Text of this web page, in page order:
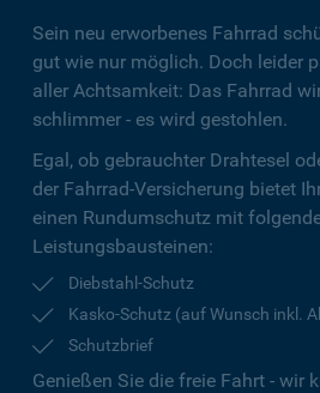
Sein neu erworbenes Fahrrad
gut wie nur möglich. Doch leider
aller Achtsamkeit: Das Fahrrad
schlimmer - es wird gestohlen.
Egal, ob gebrauchter Drahtesel
der Fahrrad-Versicherung bietet
einen Rundumschutz mit
Leistungsbausteinen:
Diebstahl-Schutz
Kasko-Schutz (auf Wunsch inkl.
Schutzbrief
Genießen Sie die freie Fahrt - wir